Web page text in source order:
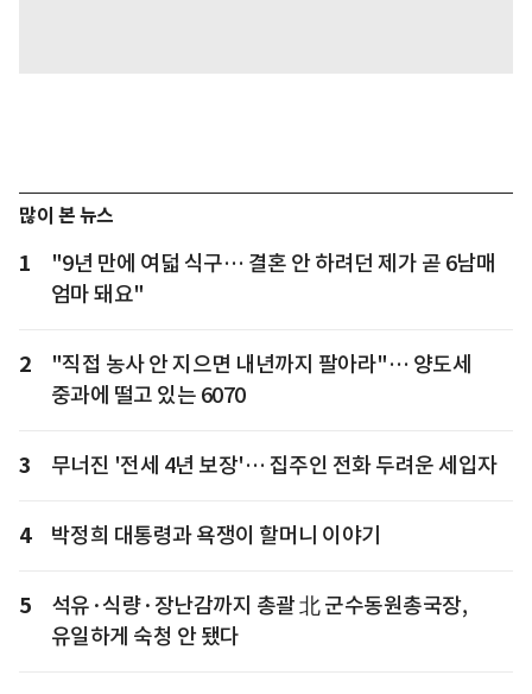
많이 본 뉴스
1
"9년 만에 여덟 식구… 결혼 안 하려던 제가 곧 6남매
엄마 돼요"
2
"직접 농사 안 지으면 내년까지 팔아라"… 양도세
중과에 떨고 있는 6070
3 무너진 '전세 4년 보장'… 집주인 전화 두려운 세입자
4 박정희 대통령과 욕쟁이 할머니 이야기
5
석유·식량·장난감까지 총괄 北 군수동원총국장,
유일하게 숙청 안 됐다